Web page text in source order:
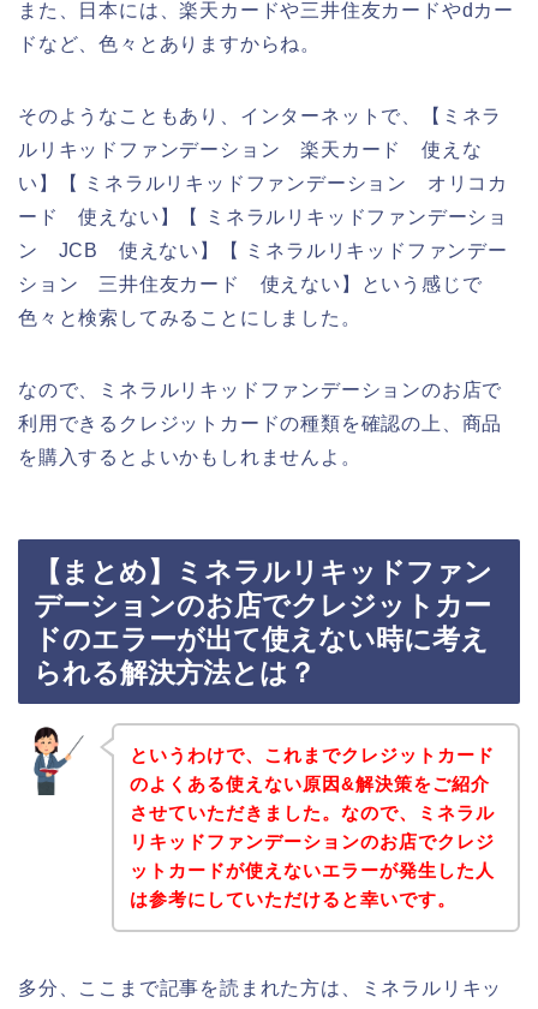
また、日本には、楽天カードや三井住友カードやdカー
ドなど、色々とありますからね。
そのようなこともあり、インターネットで、【ミネラ
ルリキッドファンデーション 楽天カード 使えな
い】【 ミネラルリキッドファンデーション オリコカ
ード 使えない】【 ミネラルリキッドファンデーショ
ン JCB 使えない】【 ミネラルリキッドファンデー
ション 三井住友カード 使えない】という感じで
色々と検索してみることにしました。
なので、ミネラルリキッドファンデーションのお店で
利用できるクレジットカードの種類を確認の上、商品
を購入するとよいかもしれませんよ。
【まとめ】ミネラルリキッドファン
デーションのお店でクレジットカー
ドのエラーが出て使えない時に考え
られる解決方法とは？
というわけで、これまでクレジットカード
のよくある使えない原因&解決策をご紹介
させていただきました。なので、ミネラル
リキッドファンデーションのお店でクレジ
ットカードが使えないエラーが発生した人
は参考にしていただけると幸いです。
多分、ここまで記事を読まれた方は、ミネラルリキッ